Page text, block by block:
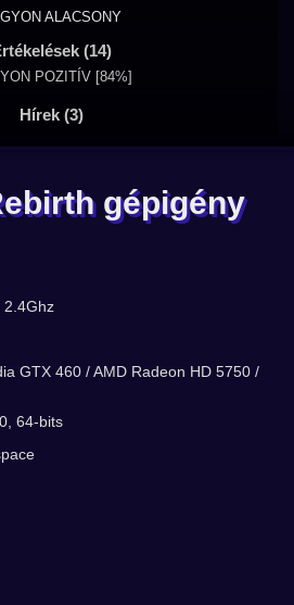
ALACSONY
(14)
POZITÍV [84%]
Hírek (3)
gépigény
2.4Ghz
GTX 460 / AMD Radeon HD 5750 /
64-bits